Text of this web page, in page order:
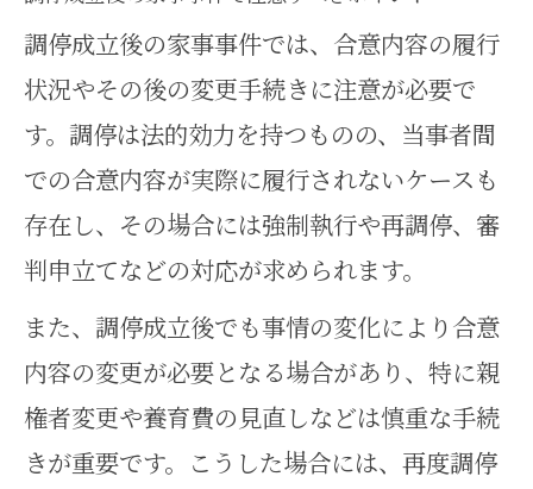
調停成立後の家事事件では、合意内容の履行
状況やその後の変更手続きに注意が必要で
す。調停は法的効力を持つものの、当事者間
での合意内容が実際に履行されないケースも
存在し、その場合には強制執行や再調停、審
判申立てなどの対応が求められます。
また、調停成立後でも事情の変化により合意
内容の変更が必要となる場合があり、特に親
権者変更や養育費の見直しなどは慎重な手続
きが重要です。こうした場合には、再度調停